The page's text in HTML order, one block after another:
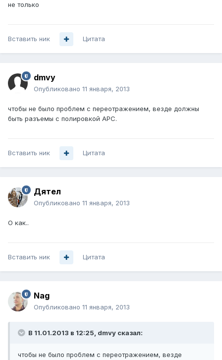
не только
Вставить ник Цитата
dmvy
Опубликовано 11 января, 2013
чтобы не было проблем с переотражением, везде должны
быть разъемы с полировкой APC.
Вставить ник Цитата
Дятел
Опубликовано 11 января, 2013
О как..
Вставить ник Цитата
Nag
Опубликовано 11 января, 2013
В 11.01.2013 в 12:25, dmvy сказал:
чтобы не было проблем с переотражением, везде